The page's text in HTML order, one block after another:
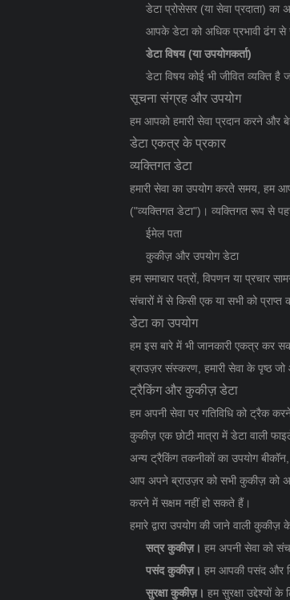
डेटा प्रोसेसर (या सेवा प्रदाता)
आपके डेटा को अधिक प्रभावी ढंग से
डेटा विषय (या उपयोगकर्ता)
डेटा विषय कोई भी जीवित व्यक्ति है
सूचना संग्रह और उपयोग
हम आपको हमारी सेवा प्रदान करने और
डेटा एकत्र के प्रकार
व्यक्तिगत डेटा
हमारी सेवा का उपयोग करते समय, हम
("व्यक्तिगत डेटा")। व्यक्तिगत रूप से
ईमेल पता
कुकीज़ और उपयोग डेटा
हम समाचार पत्रों, विपणन या
संचारों में से किसी एक या सभी को
डेटा का उपयोग
हम इस बारे में भी जानकारी एकत्र कर
ब्राउज़र संस्करण, हमारी सेवा के पृष्ठ
ट्रैकिंग और कुकीज़ डेटा
हम अपनी सेवा पर गतिविधि को ट्रैक
कुकीज़ एक छोटी मात्रा में डेटा वाली
अन्य ट्रैकिंग तकनीकों का उपयोग
आप अपने ब्राउज़र को सभी कुकीज़ को
करने में सक्षम नहीं हो सकते हैं।
हमारे द्वारा उपयोग की जाने वाली कुकीज़
सत्र कुकीज़। हम अपनी सेवा को
पसंद कुकीज़। हम आपकी पसंद और
सुरक्षा कुकीज़। हम सुरक्षा उद्देश्यों